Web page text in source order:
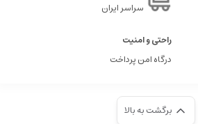
سراسر ایران
راحتی و امنیت
درگاه امن پرداخت
برگشت به بالا